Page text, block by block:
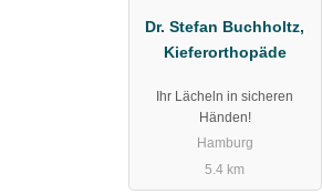
Dr. Stefan Buchholtz,
Kieferorthopäde
Ihr Lächeln in sicheren
Händen!
Hamburg
5.4 km